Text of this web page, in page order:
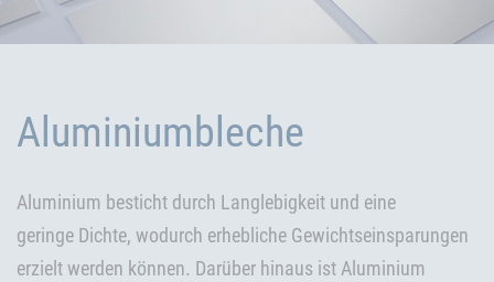
Aluminiumbleche
Aluminium besticht durch Langlebigkeit und eine
geringe Dichte, wodurch erhebliche Gewichtseinsparungen
erzielt werden können. Darüber hinaus ist Aluminium